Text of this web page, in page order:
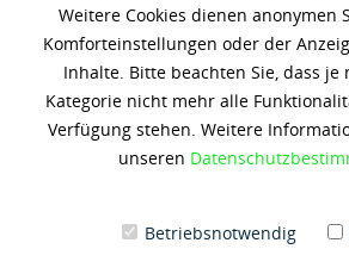
Weitere Cookies dienen anonymen
Komforteinstellungen oder der
Inhalte. Bitte beachten Sie, dass je
Kategorie nicht mehr alle
Verfügung stehen. Weitere
unseren
Betriebsnotwendig
MOBIL SUPER 3000
0W20 Box
163,67 € *
zzgl. 19% Umsatzsteuerzzgl. Versandkosten